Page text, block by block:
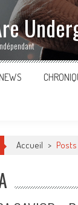
NEWS
Accueil > Posts